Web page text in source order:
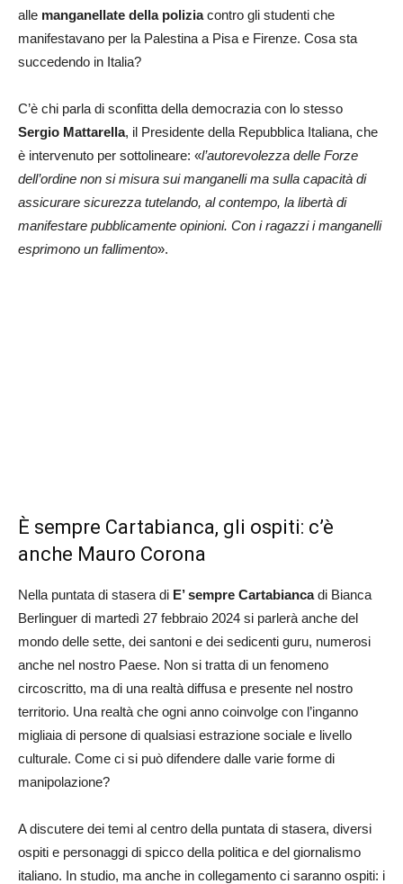
alle manganellate della poliziacontro gli studenti che
manifestavano per la Palestina a Pisa e Firenze. Cosa sta
succedendo in Italia?
C’è chi parla di sconfitta della democrazia con lo stesso
Sergio Mattarella, il Presidente della Repubblica Italiana, che
è intervenuto per sottolineare: «l’autorevolezza delle Forze
dell’ordine non si misura sui manganelli ma sulla capacità di
assicurare sicurezza tutelando, al contempo, la libertà di
manifestare pubblicamente opinioni. Con i ragazzi i manganelli
esprimono un fallimento».
È sempre Cartabianca, gli ospiti: c’è
anche Mauro Corona
Nella puntata di stasera di E’ sempre Cartabiancadi Bianca
Berlinguer di martedì 27 febbraio 2024 si parlerà anche del
mondo delle sette, dei santoni e dei sedicenti guru, numerosi
anche nel nostro Paese. Non si tratta di un fenomeno
circoscritto, ma di una realtà diffusa e presente nel nostro
territorio. Una realtà che ogni anno coinvolge con l’inganno
migliaia di persone di qualsiasi estrazione sociale e livello
culturale. Come ci si può difendere dalle varie forme di
manipolazione?
A discutere dei temi al centro della puntata di stasera, diversi
ospiti e personaggi di spicco della politica e del giornalismo
italiano. In studio, ma anche in collegamento ci saranno ospiti: i